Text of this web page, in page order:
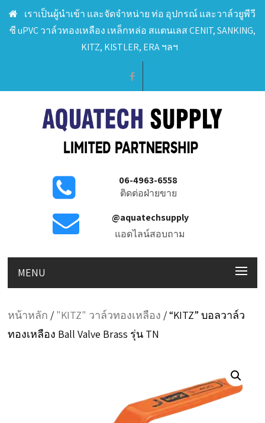
เราเป็นผู้นำเข้า และจัดจำหน่าย ท่อ อุปกรณ์ และวาล์วยูพีวี
ซี uPVC วาล์วทองเหลือง เหล็กหล่อ สแตนเลส CENIT, SANKING,
KITZ, KISTLER, ERA ฯลฯ
06-4963-6558
ติดต่อฝ่ายขาย
@aquatechsupply
แอดไลน์สอบถาม
MENU
หน้าหลัก / "KITZ" วาล์วทองเหลือง / “KITZ” บอลวาล์ว
ทองเหลือง Ball Valve Brass รุ่น TN